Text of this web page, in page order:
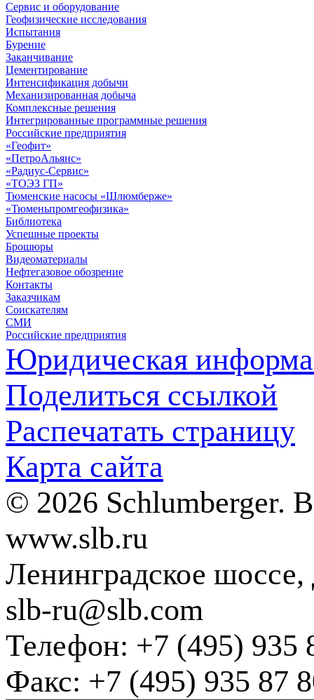
Сервис и оборудование
Геофизические исследования
Испытания
Бурение
Заканчивание
Цементирование
Интенсификация добычи
Механизированная добыча
Комплексные решения
Интегрированные программные решения
Российские предприятия
«Геофит»
«ПетроАльянс»
«Радиус-Сервис»
«ТОЭЗ ГП»
Тюменские насосы «Шлюмберже»
«Тюменьпромгеофизика»
Библиотека
Успешные проекты
Брошюры
Видеоматериалы
Нефтегазовое обозрение
Контакты
Заказчикам
Соискателям
СМИ
Российские предприятия
Юридическая
Поделиться ссылкой
Распечатать страницу
Карта сайта
© 2026 Schlumberger.
www.slb.ru
Ленинградское
slb-ru@slb.com
Телефон: +7 (495) 935
Факс: +7 (495) 935 87